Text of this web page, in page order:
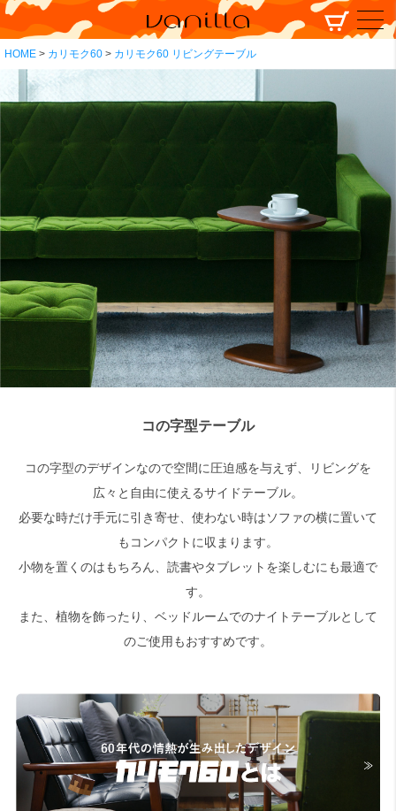
HOME カリモク60 カリモク60 リビングテーブル
コの字型テーブル
コの字型のデザインなので空間に圧迫感を与えず、リビングを
広々と自由に使えるサイドテーブル。
必要な時だけ手元に引き寄せ、使わない時はソファの横に置いて
もコンパクトに収まります。
小物を置くのはもちろん、読書やタブレットを楽しむにも最適で
す。
また、植物を飾ったり、ベッドルームでのナイトテーブルとして
のご使用もおすすめです。